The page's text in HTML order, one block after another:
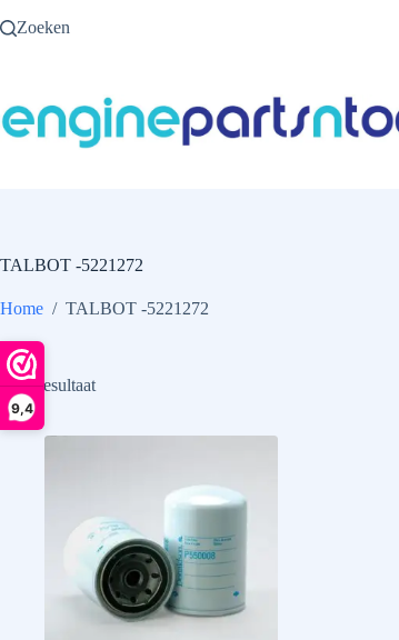
9,4
naarZoeken
TALBOT -5221272
Home / TALBOT -5221272
Enig resultaat